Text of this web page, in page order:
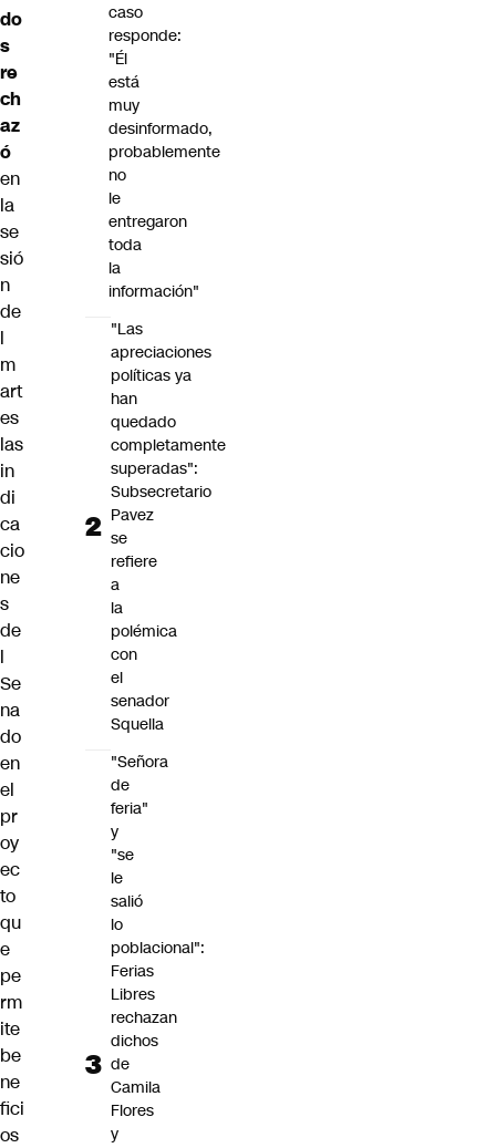
do
s
re
ch
az
ó
en
la
se
sió
n
de
l
m
art
es
las
in
di
ca
cio
ne
s
de
l
Se
na
do
en
el
pr
oy
ec
to
qu
e
pe
rm
ite
be
ne
fici
os
caso
responde:
"Él
está
muy
desinformado,
probablemente
no
le
entregaron
toda
la
información"
"Las
apreciaciones
políticas ya
han
quedado
completamente
superadas":
Subsecretario
Pavez
se
refiere
a
la
polémica
con
el
senador
Squella
"Señora
de
feria"
y
"se
le
salió
lo
poblacional":
Ferias
Libres
rechazan
dichos
de
Camila
Flores
y